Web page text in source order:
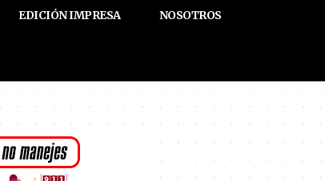
EDICIÓN IMPRESA NOSOTROS